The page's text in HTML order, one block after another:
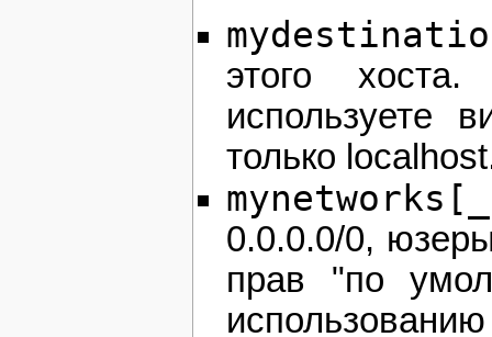
этого
используете
только
0.0.0.0/0,
прав "по